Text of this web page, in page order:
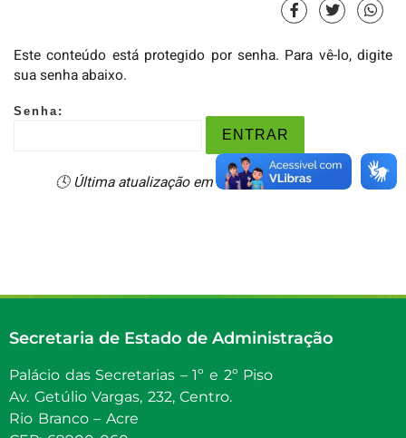
Este conteúdo está protegido por senha. Para vê-lo, digite
sua senha abaixo.
Senha:
🕓 Última atualização em 27/09/2022 às 09:18
Secretaria de Estado de Administração
Palácio das Secretarias – 1º e 2º Piso
Av. Getúlio Vargas, 232, Centro.
Rio Branco – Acre